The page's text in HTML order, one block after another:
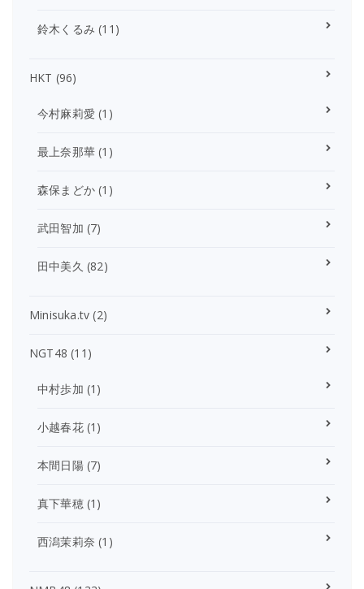
鈴木くるみ (11)
HKT (96)
今村麻莉愛 (1)
最上奈那華 (1)
森保まどか (1)
武田智加 (7)
田中美久 (82)
Minisuka.tv (2)
NGT48 (11)
中村歩加 (1)
小越春花(1)
本間日陽(7)
真下華穂(1)
西潟茉莉奈 (1)